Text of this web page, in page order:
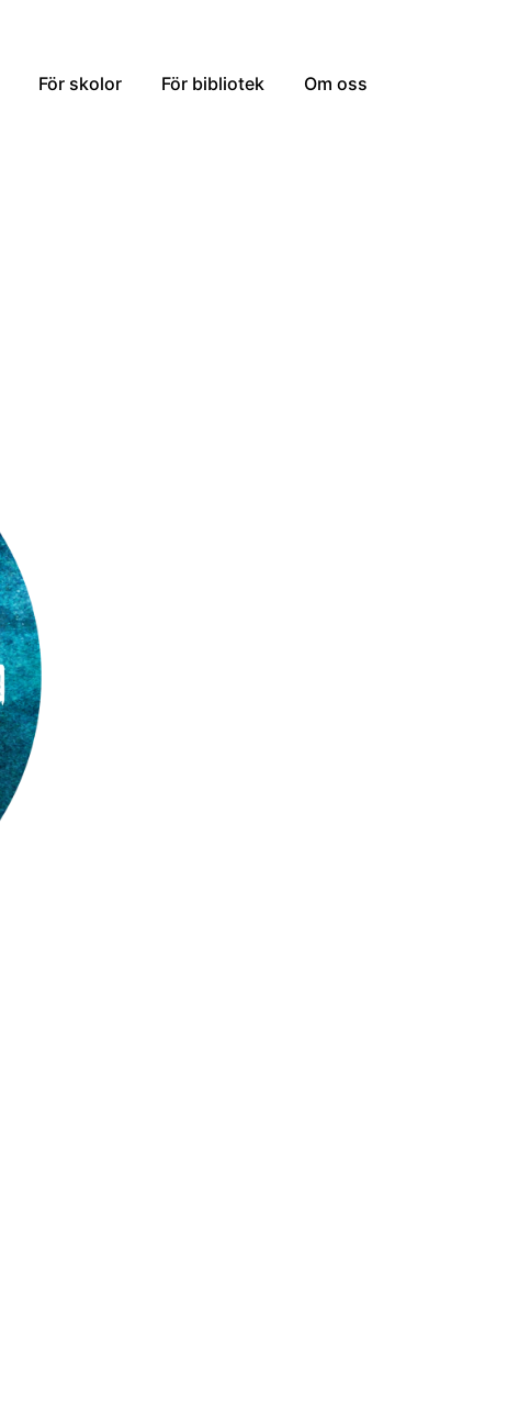
För skolor För bibliotek Om oss